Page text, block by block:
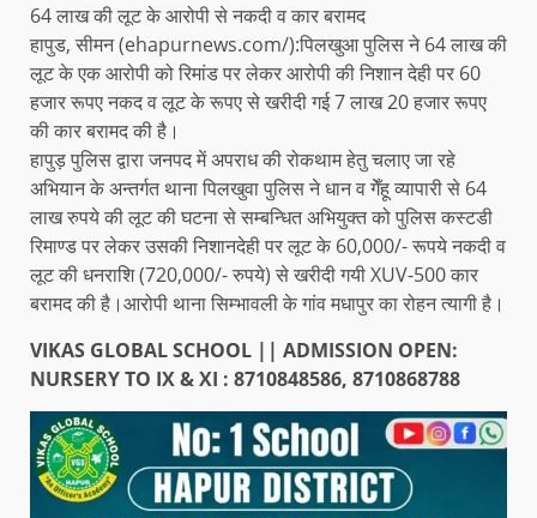
64 लाख की लूट के आरोपी से नकदी व कार बरामद
हापुड, सीमन (ehapurnews.com/):पिलखुआ पुलिस ने 64 लाख की
लूट के एक आरोपी को रिमांड पर लेकर आरोपी की निशान देही पर 60
हजार रूपए नकद व लूट के रूपए से खरीदी गई 7 लाख 20 हजार रूपए
की कार बरामद की है।
हापुड़ पुलिस द्वारा जनपद में अपराध की रोकथाम हेतु चलाए जा रहे
अभियान के अन्तर्गत थाना पिलखुवा पुलिस ने धान व गेँहू व्यापारी से 64
लाख रुपये की लूट की घटना से सम्बन्धित अभियुक्त को पुलिस कस्टडी
रिमाण्ड पर लेकर उसकी निशानदेही पर लूट के 60,000/- रूपये नकदी व
लूट की धनराशि (720,000/- रुपये) से खरीदी गयी XUV-500 कार
बरामद की है।आरोपी थाना सिम्भावली के गांव मधापुर का रोहन त्यागी है।
VIKAS GLOBAL SCHOOL || ADMISSION OPEN:
NURSERY TO IX & XI : 8710848586, 8710868788